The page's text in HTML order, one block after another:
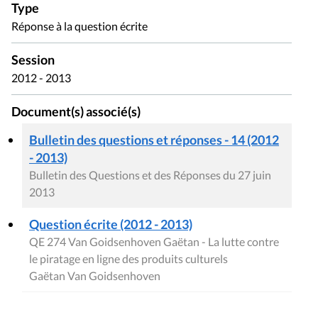
Type
Réponse à la question écrite
Session
2012 - 2013
Document(s) associé(s)
Bulletin des questions et réponses - 14 (2012
- 2013)
Bulletin des Questions et des Réponses du 27 juin
2013
Question écrite (2012 - 2013)
QE 274 Van Goidsenhoven Gaëtan - La lutte contre
le piratage en ligne des produits culturels
Gaëtan Van Goidsenhoven